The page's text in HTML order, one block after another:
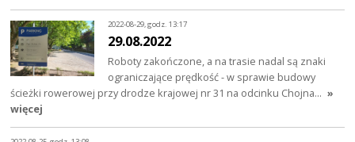
2022-08-29, godz. 13:17
29.08.2022
Roboty zakończone, a na trasie nadal są znaki
ograniczające prędkość - w sprawie budowy
ścieżki rowerowej przy drodze krajowej nr 31 na odcinku Chojna… »
więcej